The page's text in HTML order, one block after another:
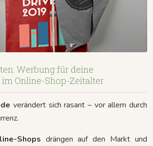
Werbung für deine
Online-Shop-Zeitalter
verändert sich rasant – vor allem durch
Shops drängen auf den Markt und